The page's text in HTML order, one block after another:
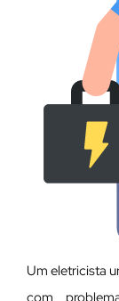
Um eletricista
com